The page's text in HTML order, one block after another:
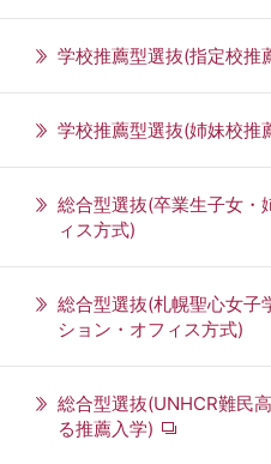
学校推薦型選抜(指定校推
学校推薦型選抜(姉妹校推
総合型選抜(卒業生子女・
ィス方式)
総合型選抜(札幌聖心女子
ション・オフィス方式)
総合型選抜(UNHCR難民
る推薦入学)